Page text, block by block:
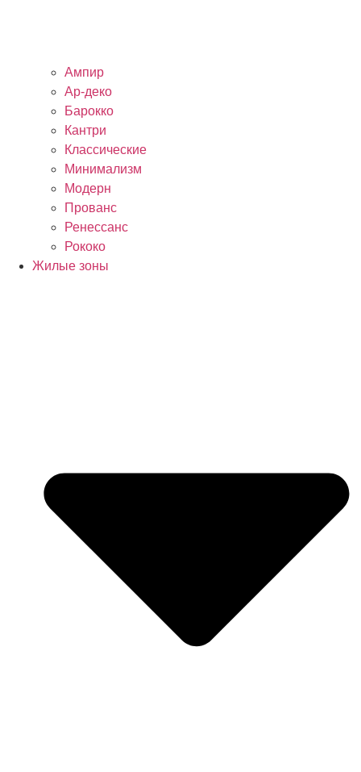
Ампир
Ар-деко
Барокко
Кантри
Классические
Минимализм
Модерн
Прованс
Ренессанс
Рококо
Жилые зоны